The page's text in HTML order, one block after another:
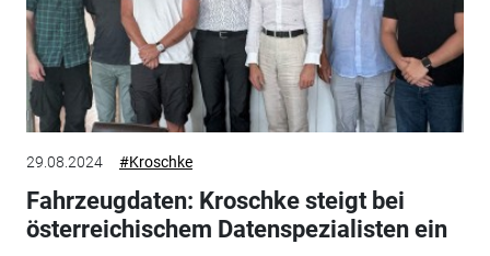
29.08.2024 #Kroschke
Fahrzeugdaten: Kroschke steigt bei
österreichischem Datenspezialisten ein